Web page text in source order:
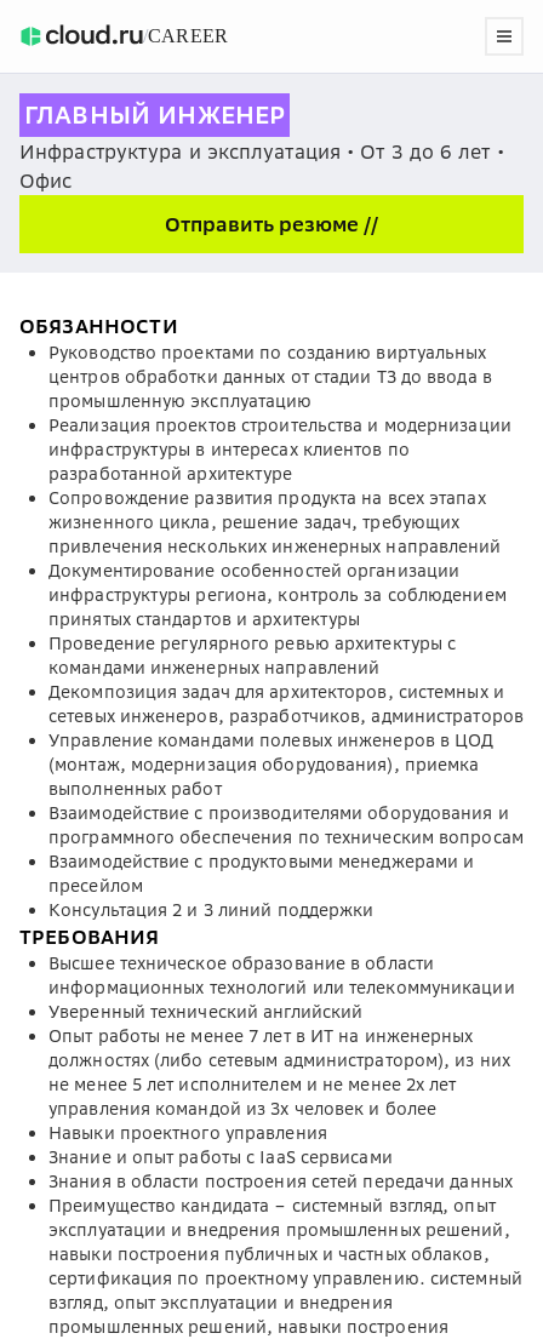
/CAREER
ГЛАВНЫЙ ИНЖЕНЕР
Инфраструктура и эксплуатация • От 3 до 6 лет •
Офис
Отправить резюме //
ОБЯЗАННОСТИ
Руководство проектами по созданию виртуальных
центров обработки данных от стадии ТЗ до ввода в
промышленную эксплуатацию
Реализация проектов строительства и модернизации
инфраструктуры в интересах клиентов по
разработанной архитектуре
Сопровождение развития продукта на всех этапах
жизненного цикла, решение задач, требующих
привлечения нескольких инженерных направлений
Документирование особенностей организации
инфраструктуры региона, контроль за соблюдением
принятых стандартов и архитектуры
Проведение регулярного ревью архитектуры с
командами инженерных направлений
Декомпозиция задач для архитекторов, системных и
сетевых инженеров, разработчиков, администраторов
Управление командами полевых инженеров в ЦОД
(монтаж, модернизация оборудования), приемка
выполненных работ
Взаимодействие с производителями оборудования и
программного обеспечения по техническим вопросам
Взаимодействие с продуктовыми менеджерами и
пресейлом
Консультация 2 и 3 линий поддержки
ТРЕБОВАНИЯ
Высшее техническое образование в области
информационных технологий или телекоммуникации
Уверенный технический английский
Опыт работы не менее 7 лет в ИТ на инженерных
должностях (либо сетевым администратором), из них
не менее 5 лет исполнителем и не менее 2х лет
управления командой из 3х человек и более
Навыки проектного управления
Знание и опыт работы с IaaS сервисами
Знания в области построения сетей передачи данных
Преимущество кандидата – системный взгляд, опыт
эксплуатации и внедрения промышленных решений,
навыки построения публичных и частных облаков,
сертификация по проектному управлению. системный
взгляд, опыт эксплуатации и внедрения
промышленных решений, навыки построения